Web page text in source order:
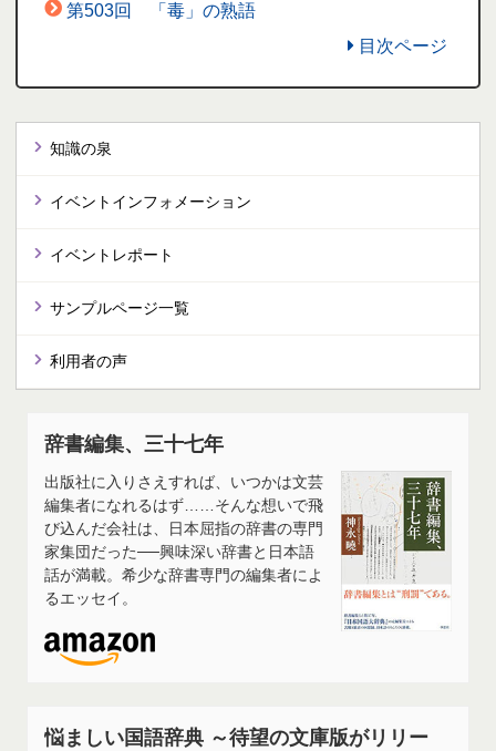
第503回 「毒」の熟語
目次ページ
知識の泉
イベントインフォメーション
イベントレポート
サンプルページ一覧
利用者の声
辞書編集、三十七年
出版社に入りさえすれば、いつかは文芸
編集者になれるはず……そんな想いで飛
び込んだ会社は、日本屈指の辞書の専門
家集団だった──興味深い辞書と日本語
話が満載。希少な辞書専門の編集者によ
るエッセイ。
悩ましい国語辞典 ～待望の文庫版がリリー